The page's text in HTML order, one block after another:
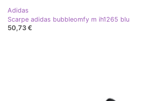
Adidas
Scarpe adidas bubbleomfy m ih1265 blu
50,73 €